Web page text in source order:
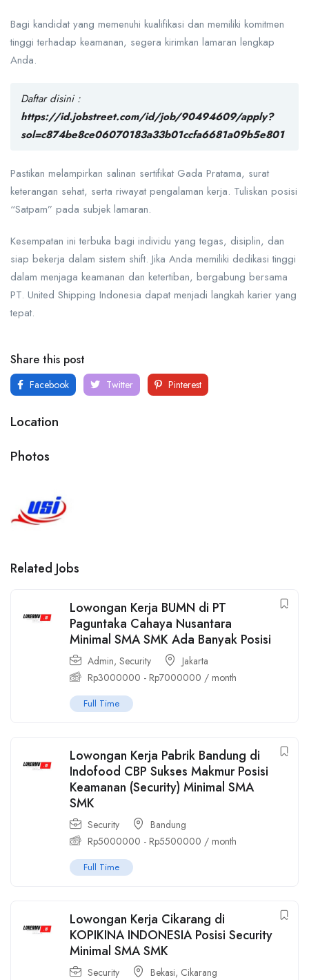
Bagi kandidat yang memenuhi kualifikasi dan memiliki komitmen
tinggi terhadap keamanan, segera kirimkan lamaran lengkap
Anda.
Daftar disini :
https://id.jobstreet.com/id/job/90494609/apply?
sol=c874be8ce06070183a33b01ccfa6681a09b5e801
Pastikan melampirkan salinan sertifikat Gada Pratama, surat
keterangan sehat, serta riwayat pengalaman kerja. Tuliskan posisi
“Satpam” pada subjek lamaran.
Kesempatan ini terbuka bagi individu yang tegas, disiplin, dan
siap bekerja dalam sistem shift. Jika Anda memiliki dedikasi tinggi
dalam menjaga keamanan dan ketertiban, bergabung bersama
PT. United Shipping Indonesia dapat menjadi langkah karier yang
tepat.
Share this post
Facebook Twitter Pinterest
Location
Photos
Related Jobs
Lowongan Kerja BUMN di PT
Paguntaka Cahaya Nusantara
Minimal SMA SMK Ada Banyak Posisi
Admin, Security
Jakarta
Rp3000000 - Rp7000000 / month
Full Time
Lowongan Kerja Pabrik Bandung di
Indofood CBP Sukses Makmur Posisi
Keamanan (Security) Minimal SMA
SMK
Security
Bandung
Rp5000000 - Rp5500000 / month
Full Time
Lowongan Kerja Cikarang di
KOPIKINA INDONESIA Posisi Security
Minimal SMA SMK
Security Bekasi, Cikarang